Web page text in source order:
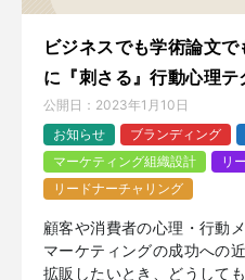
ビジネスでも学術論文
に『刺さる』行動心理
公開日： 2023年1月10日
お知らせ
ブランディング
マーケティング組織設計
リ
リードナーチャリング
顧客や消費者の心理・行動
マーケティングの成功への
拡販したいとき、どうして